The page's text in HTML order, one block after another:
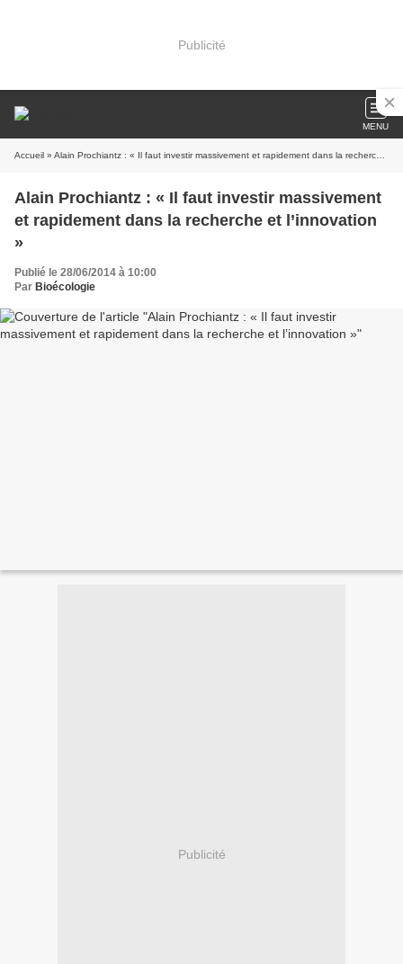
Publicité
MENU
Accueil » Alain Prochiantz : « Il faut investir massivement et rapidement dans la recherche et l’innovation »
Alain Prochiantz : « Il faut investir massivement
et rapidement dans la recherche et l’innovation
»
Publié le 28/06/2014 à 10:00
Par Bioécologie
Publicité